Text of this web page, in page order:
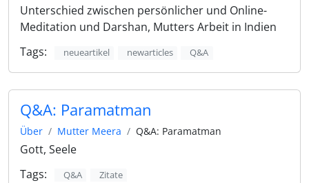
Unterschied zwischen persönlicher und Online-
Meditation und Darshan, Mutters Arbeit in Indien
Tags:
neueartikel newarticles Q&A
Q&A: Paramatman
Über Mutter Meera Q&A: Paramatman
Gott, Seele
Tags:
Q&A Zitate